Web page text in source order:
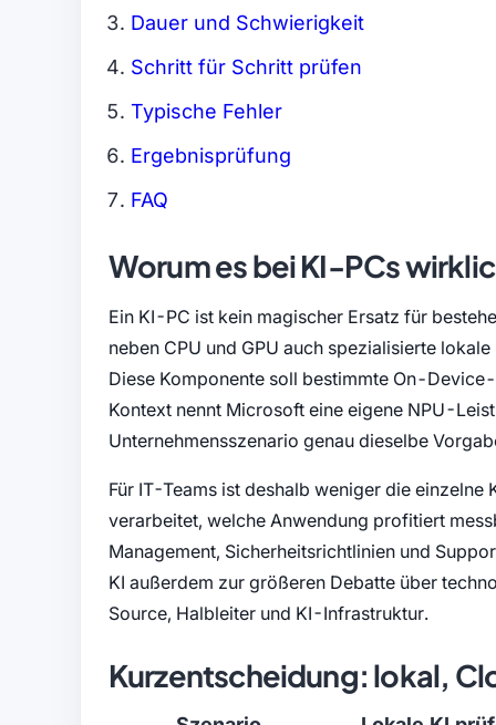
Dauer und Schwierigkeit
Schritt für Schritt prüfen
Typische Fehler
Ergebnisprüfung
FAQ
Worum es bei KI-PCs
Ein KI-PC ist kein magischer Ersatz für
neben CPU und GPU auch spezialisierte
Diese Komponente soll bestimmte On-
Kontext nennt Microsoft eine eigene NPU-
Unternehmensszenario genau dieselbe
Für IT-Teams ist deshalb weniger die einzelne
verarbeitet, welche Anwendung profitiert
Management, Sicherheitsrichtlinien und
KI außerdem zur größeren Debatte über
Source, Halbleiter und KI-Infrastruktur.
Kurzentscheidung: lokal,